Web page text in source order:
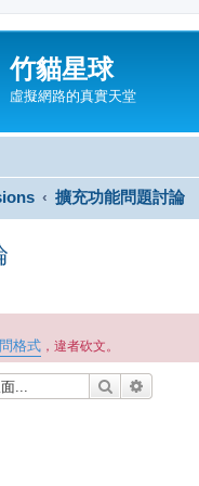
竹貓星球
虛擬網路的真實天堂
擴充功能問題討論
格式 ，違者砍文。
搜尋